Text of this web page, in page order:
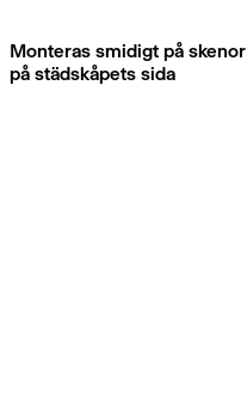
Monteras smidigt på skenor
på städskåpets sida